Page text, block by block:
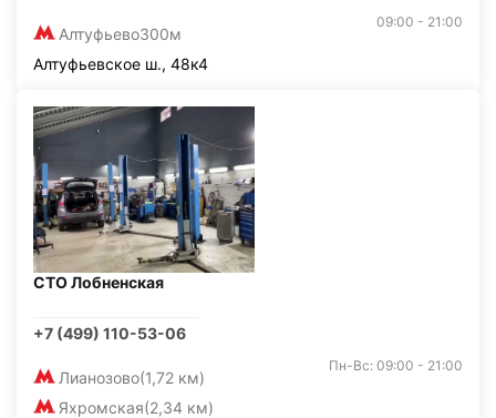
Алтуфьево300м
09:00 - 21:00
Алтуфьевское ш., 48к4
СТО Лобненская
+7 (499) 110-53-06
Лианозово(1,72 км)
Яхромская(2,34 км)
Пн-Вс: 09:00 - 21:00